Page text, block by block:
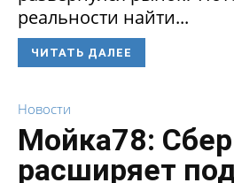
реальности найти...
ЧИТАТЬ ДАЛЕЕ
Новости
Мойка78: Сбер
расширяет